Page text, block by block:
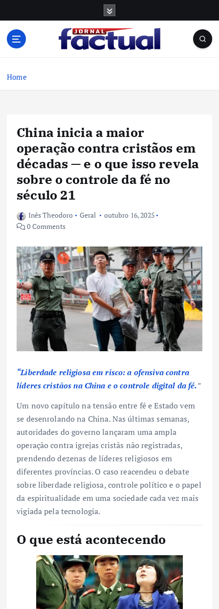
Home
China inicia a maior
operação contra cristãos em
décadas — e o que isso revela
sobre o controle da fé no
século 21
Inês Theodoro Geral
outubro 16, 2025
0 Comments
“Liberdade religiosa em risco: a ofensiva contra
líderes cristãos na China e o controle digital da fé.”
Um novo capítulo na tensão entre fé e Estado vem
se desenrolando na China. Nas últimas semanas,
autoridades do governo lançaram uma ampla
operação contra igrejas cristãs não registradas,
prendendo dezenas de líderes religiosos em
diferentes províncias. O caso reacendeu o debate
sobre liberdade religiosa, controle político e o papel
da espiritualidade em uma sociedade cada vez mais
vigiada pela tecnologia.
O que está acontecendo